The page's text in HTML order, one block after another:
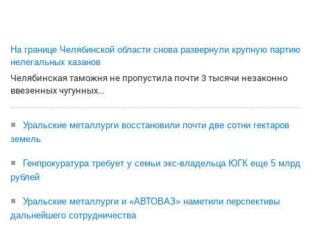
На границе Челябинской области снова развернули крупную партию
нелегальных казанов
Челябинская таможня не пропустила почти 3 тысячи незаконно
ввезенных чугунных...
Уральские металлурги восстановили почти две сотни гектаров
земель
Генпрокуратура требует у семьи экс-владельца ЮГК еще 5 млрд
рублей
Уральские металлурги и «АВТОВАЗ» наметили перспективы
дальнейшего сотрудничества